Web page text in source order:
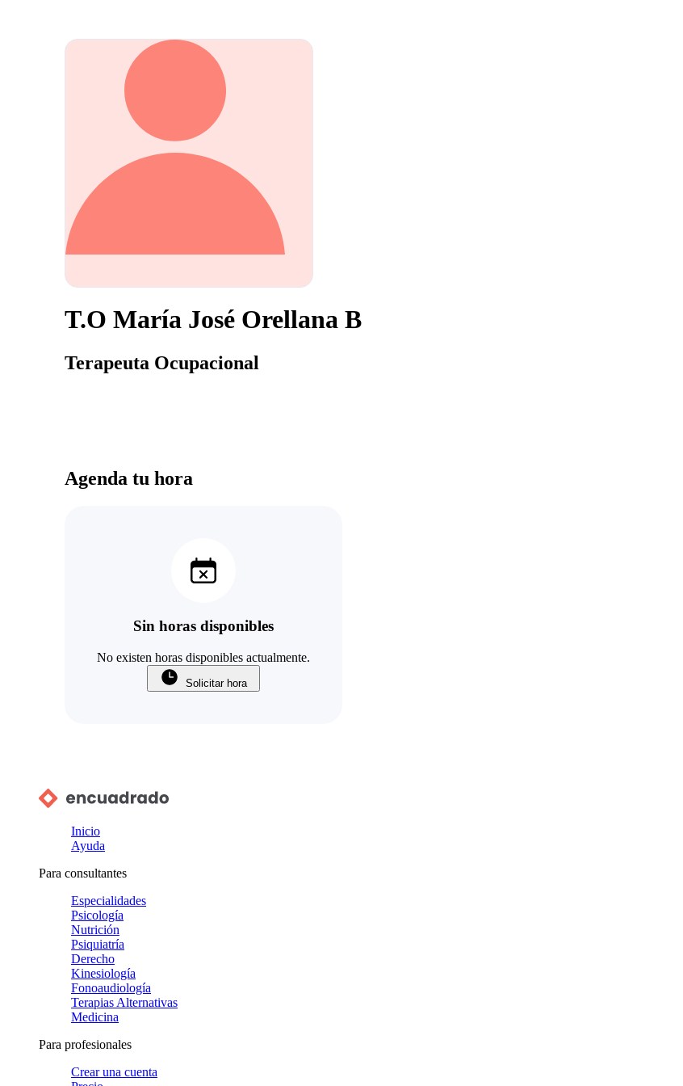
T.O María José Orellana B
Terapeuta Ocupacional
Agenda tu hora
Sin horas disponibles
No existen horas disponibles actualmente.
Solicitar hora
Inicio
Ayuda
Para consultantes
Especialidades
Psicología
Nutrición
Psiquiatría
Derecho
Kinesiología
Fonoaudiología
Terapias Alternativas
Medicina
Para profesionales
Crear una cuenta